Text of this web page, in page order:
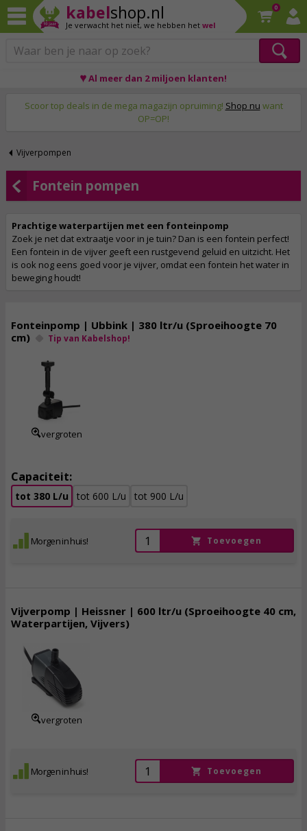
kabelshop.nl
Je verwacht het niet, we hebben het wel
0
♥ Al meer dan 2 miljoen klanten!
Scoor top deals in de mega magazijn opruiming! Shop nu want
OP=OP!
Vijverpompen
Fontein pompen
Prachtige waterpartijen met een fonteinpomp
Zoek je net dat extraatje voor in je tuin? Dan is een fontein perfect!
Een fontein in de vijver geeft een rustgevend geluid en uitzicht. Het
is ook nog eens goed voor je vijver, omdat een fontein het water in
beweging houdt!
Fonteinpomp | Ubbink | 380 ltr/u (Sproeihoogte 70
cm)
Tip van Kabelshop!
vergroten
Capaciteit:
tot 380 L/u tot 600 L/u tot 900 L/u
Morgen in huis! Toevoegen
Vijverpomp | Heissner | 600 ltr/u (Sproeihoogte 40 cm,
Waterpartijen, Vijvers)
vergroten
Morgen in huis! Toevoegen